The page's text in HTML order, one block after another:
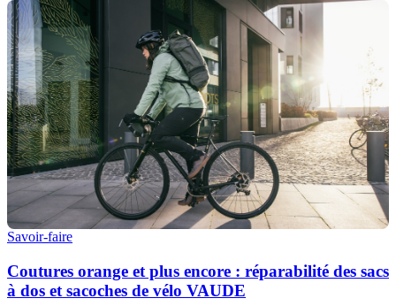
Savoir-faire
Coutures orange et plus encore : réparabilité des sacs
à dos et sacoches de vélo VAUDE